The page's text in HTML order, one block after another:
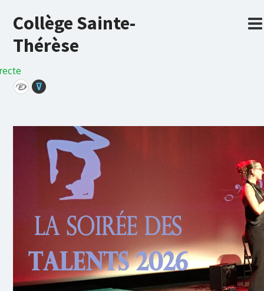
Collège Sainte-
Thérèse
⊽